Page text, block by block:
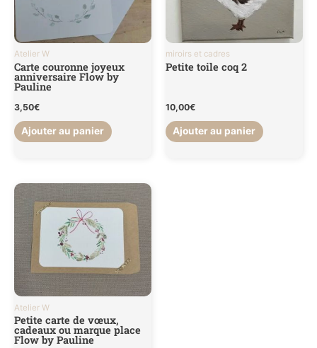
Atelier W
Carte couronne joyeux
anniversaire Flow by
Pauline
3,50€
Ajouter au panier
miroirs et cadres
Petite toile coq 2
10,00€
Ajouter au panier
Atelier W
Petite carte de vœux,
cadeaux ou marque place
Flow by Pauline